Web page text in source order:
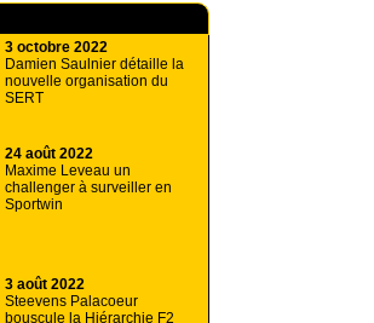
3 octobre 2022
Damien Saulnier détaille la
nouvelle organisation du
SERT
24 août 2022
Maxime Leveau un
challenger à surveiller en
Sportwin
3 août 2022
Steevens Palacoeur
bouscule la Hiérarchie F2